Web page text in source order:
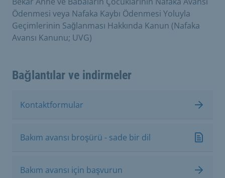
Ödenmesi veya Nafaka Kaybı Ödenmesi Yoluyla
Geçimlerinin Sağlanması Hakkında Kanun (Nafaka
Avansı Kanunu; UVG)
Bağlantılar ve indirmeler
Kontaktformular
Bakım avansı broşürü - sade bir dil
Bakım avansı için başvurun